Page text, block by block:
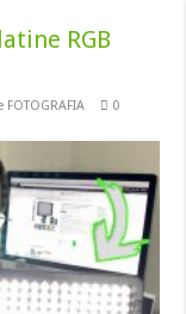
RGB
FOTOGRAFIA
0